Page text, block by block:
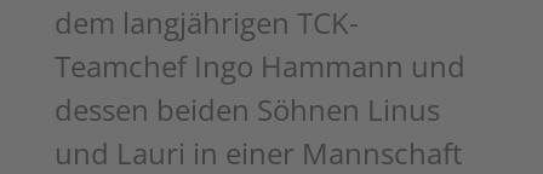
dem langjährigen TCK-
Teamchef Ingo Hammann und
dessen beiden Söhnen Linus
und Lauri in einer Mannschaft